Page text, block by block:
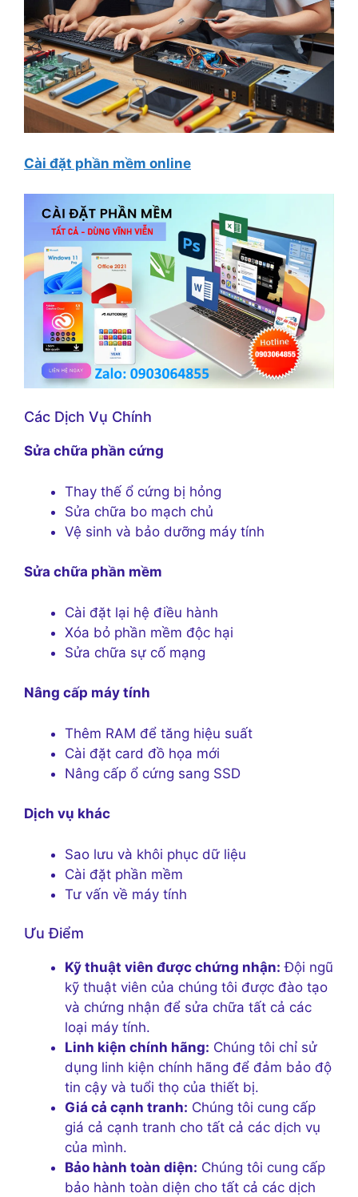
Cài đặt phần mềm online
Các Dịch Vụ Chính
Sửa chữa phần cứng
Thay thế ổ cứng bị hỏng
Sửa chữa bo mạch chủ
Vệ sinh và bảo dưỡng máy tính
Sửa chữa phần mềm
Cài đặt lại hệ điều hành
Xóa bỏ phần mềm độc hại
Sửa chữa sự cố mạng
Nâng cấp máy tính
Thêm RAM để tăng hiệu suất
Cài đặt card đồ họa mới
Nâng cấp ổ cứng sang SSD
Dịch vụ khác
Sao lưu và khôi phục dữ liệu
Cài đặt phần mềm
Tư vấn về máy tính
Ưu Điểm
Kỹ thuật viên được chứng nhận: Đội ngũ
kỹ thuật viên của chúng tôi được đào tạo
và chứng nhận để sửa chữa tất cả các
loại máy tính.
Linh kiện chính hãng: Chúng tôi chỉ sử
dụng linh kiện chính hãng để đảm bảo độ
tin cậy và tuổi thọ của thiết bị.
Giá cả cạnh tranh: Chúng tôi cung cấp
giá cả cạnh tranh cho tất cả các dịch vụ
của mình.
Bảo hành toàn diện: Chúng tôi cung cấp
bảo hành toàn diện cho tất cả các dịch